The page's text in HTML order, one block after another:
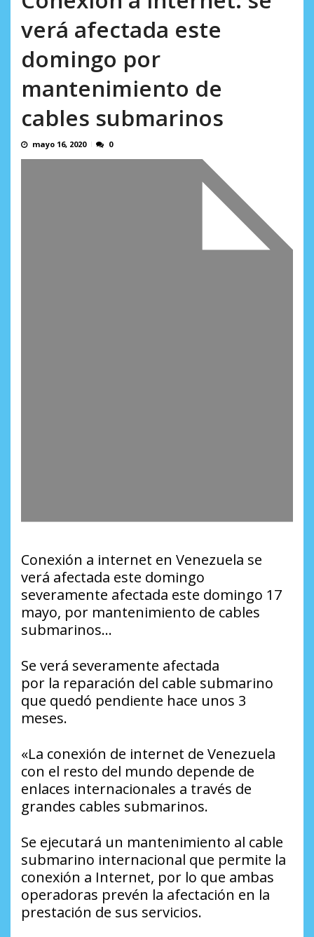
verá afectada este
domingo por
mantenimiento de
cables submarinos
mayo 16, 2020 0
Conexión a internet en Venezuela se
verá afectada este domingo
severamente afectada este domingo 17
mayo, por mantenimiento de cables
submarinos…
Se verá severamente afectada
por la reparación del cable submarino
que quedó pendiente hace unos 3
meses.
«La conexión de internet de Venezuela
con el resto del mundo depende de
enlaces internacionales a través de
grandes cables submarinos.
Se ejecutará un mantenimiento al cable
submarino internacional que permite la
conexión a Internet, por lo que ambas
operadoras prevén la afectación en la
prestación de sus servicios.